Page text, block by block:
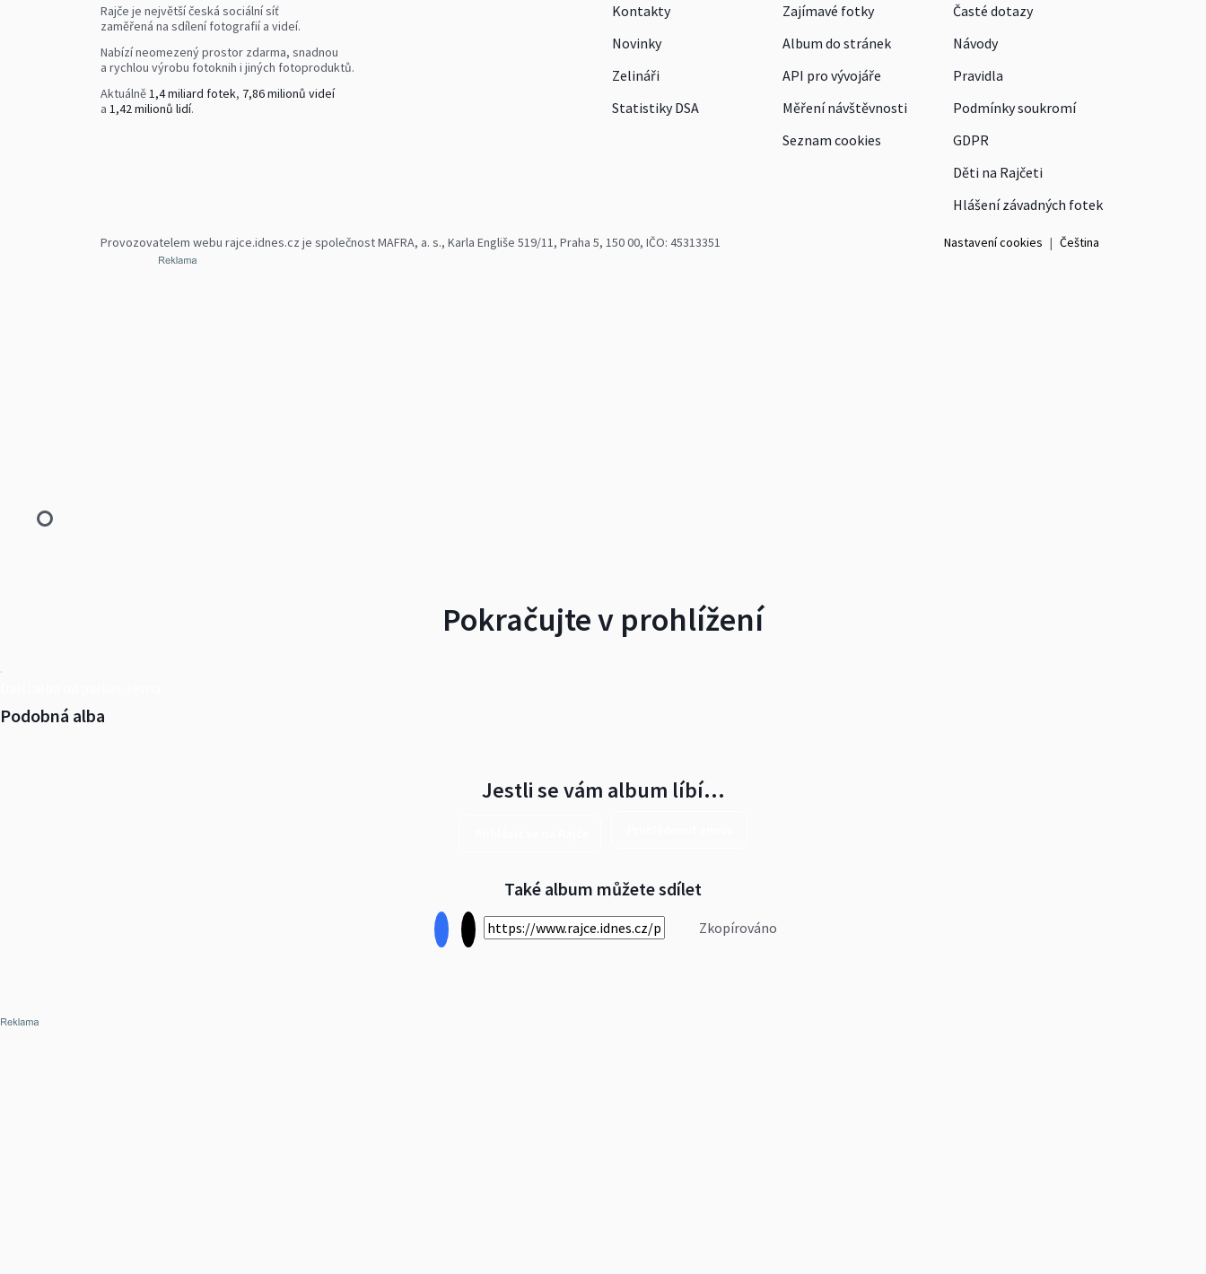
Rajče je největší česká sociální síť
zaměřená na sdílení fotografií a videí.
Nabízí neomezený prostor zdarma, snadnou
a rychlou výrobu fotoknih i jiných fotoproduktů.
Aktuálně1,4 miliard fotek, 7,86 milionů videí
a 1,42 milionů lidí.
Kontakty
Novinky
Zelináři
Statistiky DSA
Zajímavé fotky
Album do stránek
API pro vývojáře
Měření návštěvnosti
Seznam cookies
Časté dotazy
Návody
Pravidla
Podmínky soukromí
GDPR
Děti na Rajčeti
Hlášení závadných fotek
Provozovatelem webu rajce.idnes.cz je společnost MAFRA, a. s., Karla Engliše 519/11, Praha 5, 150 00, IČO: 45313351 Nastavení cookies | Čeština
Pokračujte v prohlížení
Podobná alba
Jestli se vám album líbí…
Také album můžete sdílet
Zkopírováno